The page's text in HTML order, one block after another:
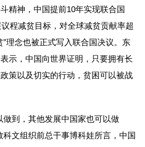
精神，中国提前10年实现联合国
程减贫目标，对全球减贫贡献率超
”理念也被正式写入联合国决议。东
示，中国向世界证明，只要拥有长
策以及切实的行动，贫困可以被战
做到，其他发展中国家也可以做
科文组织前总干事博科娃所言，中国